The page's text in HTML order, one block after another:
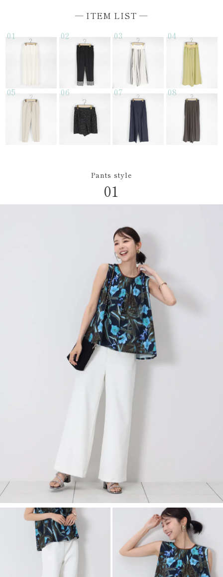
ブランド一覧
サイズガイド
ご利用ガイド/ヘルプ
― ITEM LIST ―
01
02 03 04
05 06 07 08
Pants style
01